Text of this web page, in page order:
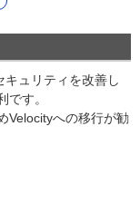
ュリティを改善し
す。
Velocityへの移行が勧